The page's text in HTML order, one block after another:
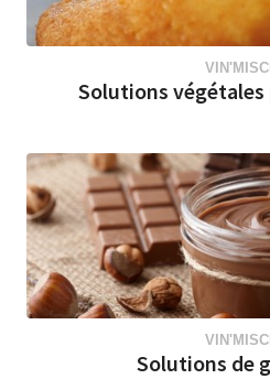
Solutions
Solutions de